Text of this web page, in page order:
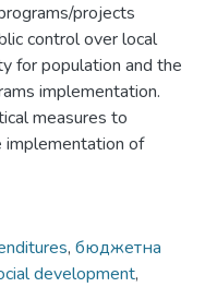
projects
control over local
for population and the
implementation.
measures to
implementation of
, бюджетна
development,